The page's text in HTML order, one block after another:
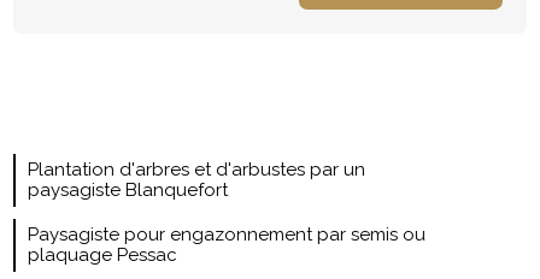
Plantation d'arbres et d'arbustes par un
paysagiste Blanquefort
Paysagiste pour engazonnement par semis ou
plaquage Pessac